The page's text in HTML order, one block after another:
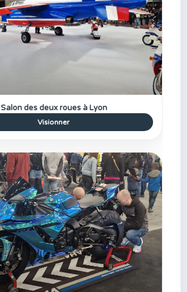
Salon des deux roues à Lyon
Visionner